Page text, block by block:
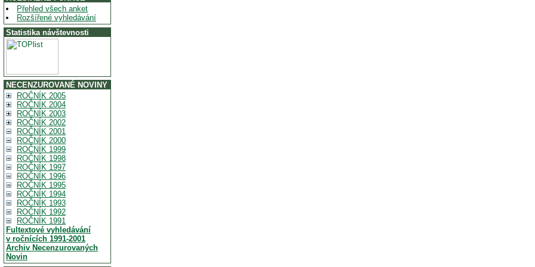
Přehled všech anket
Rozšířené vyhledávání
Statistika návštevnosti
NECENZUROVANÉ NOVINY
ROČNÍK 2005
ROČNÍK 2004
ROČNÍK 2003
ROČNÍK 2002
ROČNÍK 2001
ROČNÍK 2000
ROČNÍK 1999
ROČNÍK 1998
ROČNÍK 1997
ROČNÍK 1996
ROČNÍK 1995
ROČNÍK 1994
ROČNÍK 1993
ROČNÍK 1992
ROČNÍK 1991
Fultextové vyhledávání
v ročnících 1991-2001
Archiv Necenzurovaných
Novin